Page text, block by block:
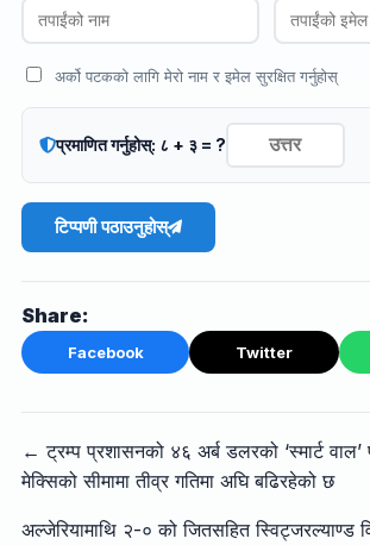
अर्को पटकको लागि मेरो नाम र इमेल सुरक्षित गर्नुहोस्
प्रमाणित गर्नुहोस्: ८ + ३ = ?
टिप्पणी पठाउनुहोस्
Share:
Facebook Twitter
← ट्रम्प प्रशासनको ४६ अर्ब डलरको ‘स्मार्ट वाल’
मेक्सिको सीमामा तीव्र गतिमा अघि बढिरहेको छ
अल्जेरियामाथि २-० को जितसहित स्विट्जरल्याण्ड